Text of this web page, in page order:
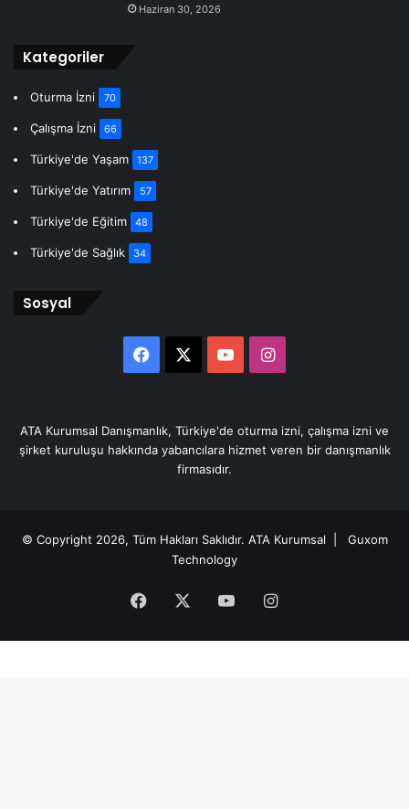
Haziran 30, 2026
Kategoriler
Oturma İzni 70
Çalışma İzni 66
Türkiye'de Yaşam 137
Türkiye'de Yatırım 57
Türkiye'de Eğitim 48
Türkiye'de Sağlık 34
Sosyal
Facebook YouTubeInstagram
ATA Kurumsal Danışmanlık, Türkiye'de oturma izni, çalışma izni ve
şirket kuruluşu hakkında yabancılara hizmet veren bir danışmanlık
firmasıdır.
© Copyright 2026, Tüm Hakları Saklıdır. ATA Kurumsal | Guxom
Technology
Facebook YouTubeInstagram